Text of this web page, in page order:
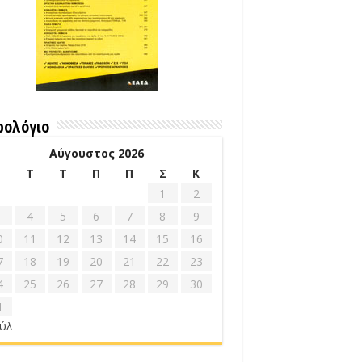
Αύγουστος 2026
Τ Τ Π Π Σ
Κ
1
2
4 5 6 7 8
9
11 12 13 14 15
16
18 19 20 21 22
23
25 26 27 28 29
30